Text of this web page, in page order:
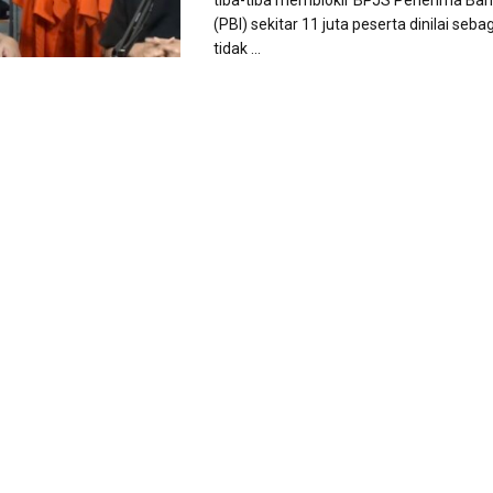
(PBI) sekitar 11 juta peserta dinilai
tidak ...